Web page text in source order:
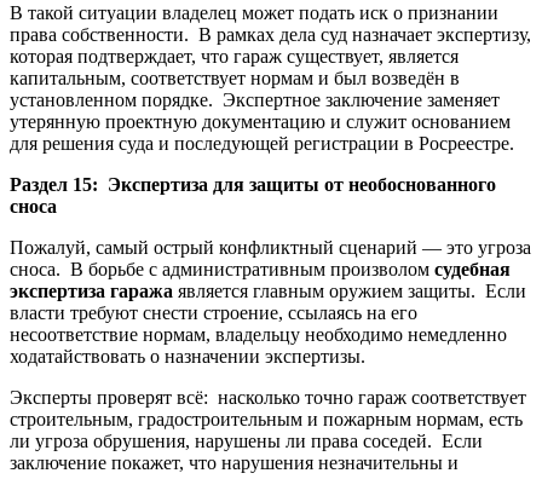
В такой ситуации владелец может подать иск о признании
права собственности. В рамках дела суд назначает экспертизу,
которая подтверждает, что гараж существует, является
капитальным, соответствует нормам и был возведён в
установленном порядке. Экспертное заключение заменяет
утерянную проектную документацию и служит основанием
для решения суда и последующей регистрации в Росреестре.
Раздел 15: Экспертиза для защиты от необоснованного
сноса
Пожалуй, самый острый конфликтный сценарий — это угроза
сноса. В борьбе с административным произволом судебная
экспертиза гаража является главным оружием защиты. Если
власти требуют снести строение, ссылаясь на его
несоответствие нормам, владельцу необходимо немедленно
ходатайствовать о назначении экспертизы.
Эксперты проверят всё: насколько точно гараж соответствует
строительным, градостроительным и пожарным нормам, есть
ли угроза обрушения, нарушены ли права соседей. Если
заключение покажет, что нарушения незначительны и